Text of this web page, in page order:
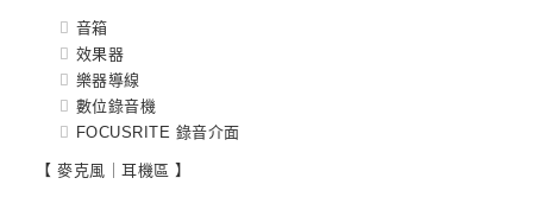
音箱
效果器
樂器導線
數位錄音機
FOCUSRITE 錄音介面
【 麥克風｜耳機區 】